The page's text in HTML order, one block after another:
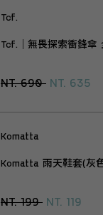
Tcf.
Tcf.｜無畏探索衝鋒傘
NT. 690 NT. 635
Komatta
Komatta 雨天鞋套(灰
NT. 199 NT. 119